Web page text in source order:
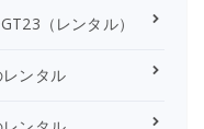
（レンタル）
ンタル